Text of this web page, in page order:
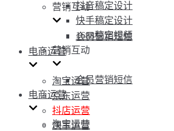
营销互动
会员营销短信
电商运营
淘宝运营
京东运营
抖店运营
快手运营
抖音稿定设计
快手稿定设计
1688稿定视频
营销互动
会员营销短信
电商运营
淘宝运营